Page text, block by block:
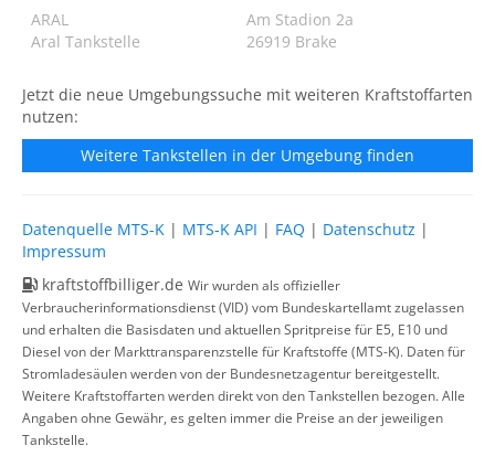
ARAL
Aral Tankstelle
Am Stadion 2a
26919 Brake
Jetzt die neue Umgebungssuche mit weiteren Kraftstoffarten
nutzen:
Weitere Tankstellen in der Umgebung finden
Datenquelle MTS-K | MTS-K API | FAQ | Datenschutz |
Impressum
kraftstoffbilliger.de Wir wurden als offizieller
Verbraucherinformationsdienst (VID) vom Bundeskartellamt zugelassen
und erhalten die Basisdaten und aktuellen Spritpreise für E5, E10 und
Diesel von der Markttransparenzstelle für Kraftstoffe (MTS-K). Daten für
Stromladesäulen werden von der Bundesnetzagentur bereitgestellt.
Weitere Kraftstoffarten werden direkt von den Tankstellen bezogen. Alle
Angaben ohne Gewähr, es gelten immer die Preise an der jeweiligen
Tankstelle.